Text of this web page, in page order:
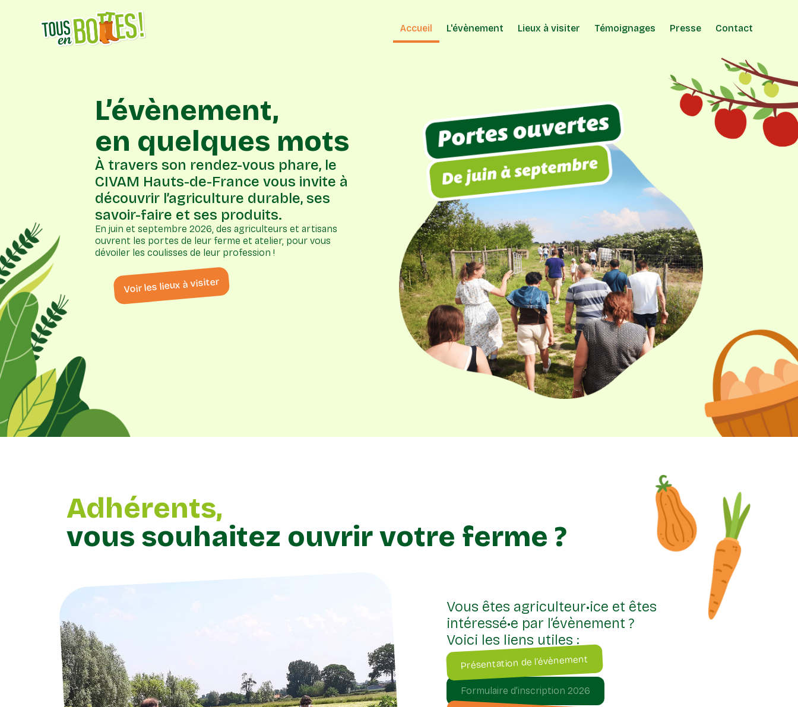
Accueil L'évènement Lieux à visiter Témoignages Presse Contact
L’évènement,
en quelques mots
À travers son rendez-vous phare, le
CIVAM Hauts-de-France vous invite à
découvrir l’agriculture durable, ses
savoir-faire et ses produits.
En juin et septembre 2026, des agriculteurs et artisans
ouvrent les portes de leur ferme et atelier, pour vous
dévoiler les coulisses de leur profession !
Voir les lieux à visiter
Adhérents,
vous souhaitez ouvrir votre ferme ?
Vous êtes agriculteur•ice et êtes
intéressé•e par l’évènement ?
Voici les liens utiles :
Présentation de l’évènement
Formulaire d’inscription 2026